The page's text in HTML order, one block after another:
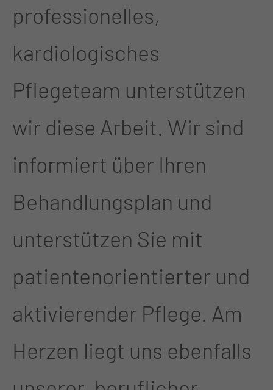
professionelles,
kardiologisches
Pflegeteam unterstützen
wir diese Arbeit. Wir sind
informiert über Ihren
Behandlungsplan und
unterstützen Sie mit
patientenorientierter und
aktivierender Pflege. Am
Herzen liegt uns ebenfalls